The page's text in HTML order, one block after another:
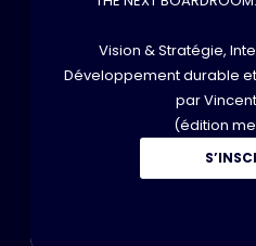
Vision & Stratégie,
Développement durable
par
(édition